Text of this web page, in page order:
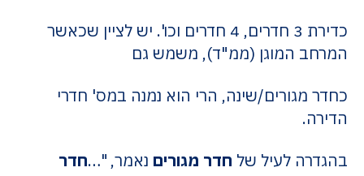
כדירת 3 חדרים, 4 חדרים וכו'. יש לציין שכאשר
המרחב המוגן (ממ"ד), משמש גם
כחדר מגורים/שינה, הרי הוא נמנה במס' חדרי
הדירה.
בהגדרה לעיל של חדר מגורים נאמר, "…חדר